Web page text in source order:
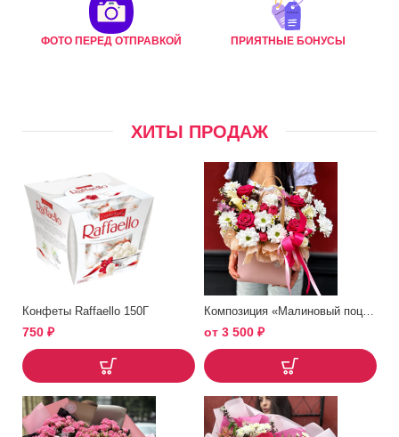
ФОТО ПЕРЕД ОТПРАВКОЙ ПРИЯТНЫЕ БОНУСЫ
ХИТЫ ПРОДАЖ
Конфеты Raffaello 150Г
750 ₽ от 3 500 ₽